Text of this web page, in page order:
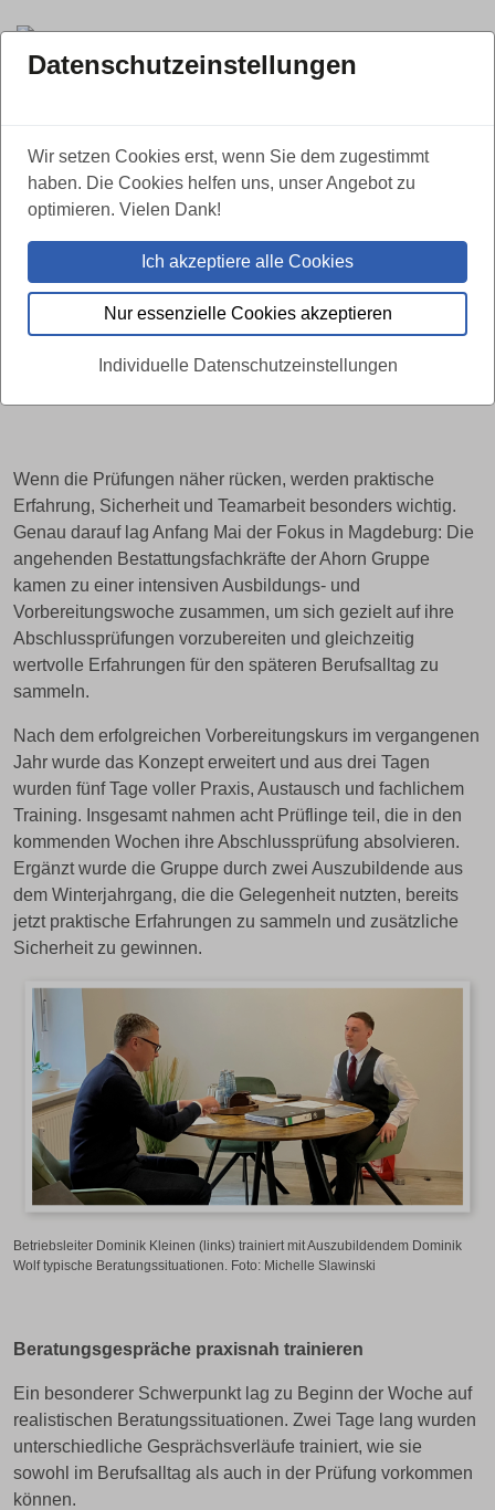
Praxis, Präzision und Teamgeist
während der
Prüfungsvorbereitungswoche für die
Auszubildenden der Ahorn Gruppe
Wenn die Prüfungen näher rücken, werden praktische
Erfahrung, Sicherheit und Teamarbeit besonders wichtig.
Genau darauf lag Anfang Mai der Fokus in Magdeburg: Die
angehenden Bestattungsfachkräfte der Ahorn Gruppe
kamen zu einer intensiven Ausbildungs- und
Vorbereitungswoche zusammen, um sich gezielt auf ihre
Abschlussprüfungen vorzubereiten und gleichzeitig
wertvolle Erfahrungen für den späteren Berufsalltag zu
sammeln.
Nach dem erfolgreichen Vorbereitungskurs im vergangenen
Jahr wurde das Konzept erweitert und aus drei Tagen
wurden fünf Tage voller Praxis, Austausch und fachlichem
Training. Insgesamt nahmen acht Prüflinge teil, die in den
kommenden Wochen ihre Abschlussprüfung absolvieren.
Ergänzt wurde die Gruppe durch zwei Auszubildende aus
dem Winterjahrgang, die die Gelegenheit nutzten, bereits
jetzt praktische Erfahrungen zu sammeln und zusätzliche
Sicherheit zu gewinnen.
Betriebsleiter Dominik Kleinen (links) trainiert mit Auszubildendem Dominik
Wolf typische Beratungssituationen. Foto: Michelle Slawinski
Beratungsgespräche praxisnah trainieren
Ein besonderer Schwerpunkt lag zu Beginn der Woche auf
realistischen Beratungssituationen. Zwei Tage lang wurden
unterschiedliche Gesprächsverläufe trainiert, wie sie
sowohl im Berufsalltag als auch in der Prüfung vorkommen
können.
Datenschutzeinstellungen
Wir setzen Cookies erst, wenn Sie dem zugestimmt
haben. Die Cookies helfen uns, unser Angebot zu
optimieren. Vielen Dank!
Ich akzeptiere alle Cookies
Nur essenzielle Cookies akzeptieren
Individuelle Datenschutzeinstellungen